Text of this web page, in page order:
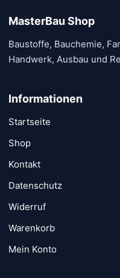
MasterBau Shop
Baustoffe, Bauchemie,
Handwerk, Ausbau und
Informationen
Startseite
Shop
Kontakt
Datenschutz
Widerruf
Warenkorb
Mein Konto